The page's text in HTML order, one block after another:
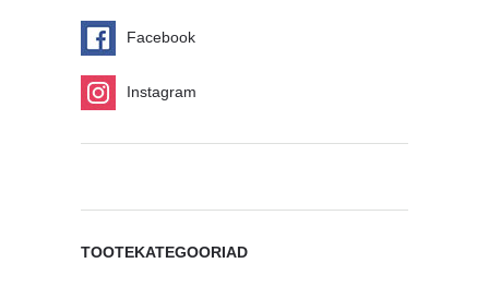
Facebook
Instagram
TOOTEKATEGOORIAD